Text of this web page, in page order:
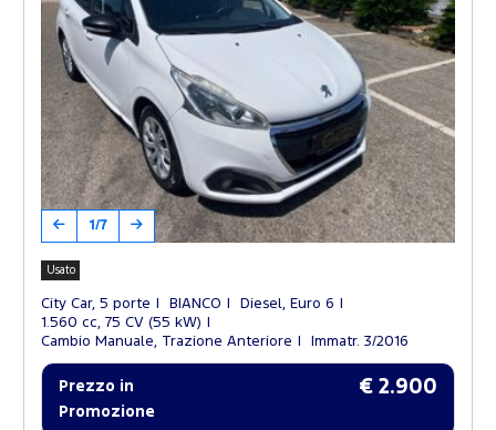
1/7
Usato
City Car, 5 porte BIANCO
Diesel, Euro 6
1.560 cc, 75 CV (55 kW)
Cambio Manuale, Trazione Anteriore
Immatr. 3/2016
Prezzo in
Promozione
€ 2.900